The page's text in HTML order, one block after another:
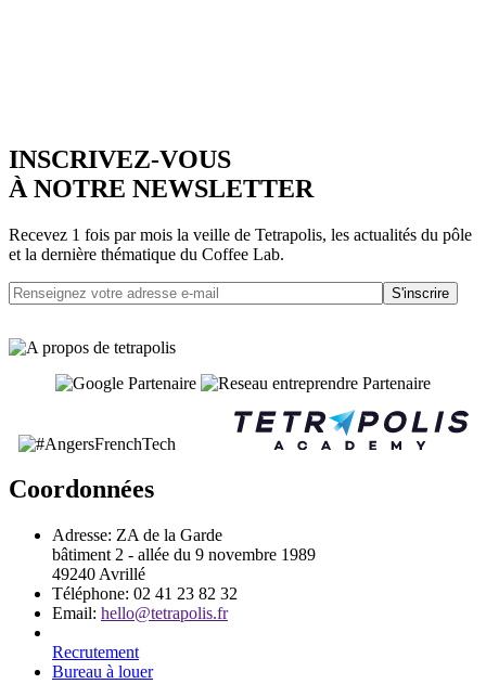
INSCRIVEZ-VOUS
À NOTRE NEWSLETTER
Recevez 1 fois par mois la veille de Tetrapolis, les actualités du pôle
et la dernière thématique du Coffee Lab.
S'inscrire
Coordonnées
Adresse: ZA de la Garde
bâtiment 2 - allée du 9 novembre 1989
49240 Avrillé
Téléphone: 02 41 23 82 32
Email: hello@tetrapolis.fr
Recrutement
Bureau à louer